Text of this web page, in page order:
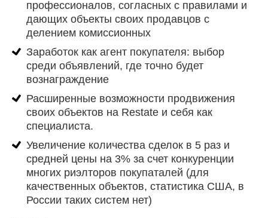
профессионалов, согласных с правилами и
дающих объекты своих продавцов с
делением комиссионных
Заработок как агент покупателя: выбор
среди объявлений, где точно будет
вознаграждение
Расширенные возможности продвижения
своих объектов на Restate и себя как
специалиста.
Увеличение количества сделок в 5 раз и
средней цены на 3% за счет конкуренции
многих риэлторов покупаталей (для
качественных объектов, статистика США, в
России таких систем нет)